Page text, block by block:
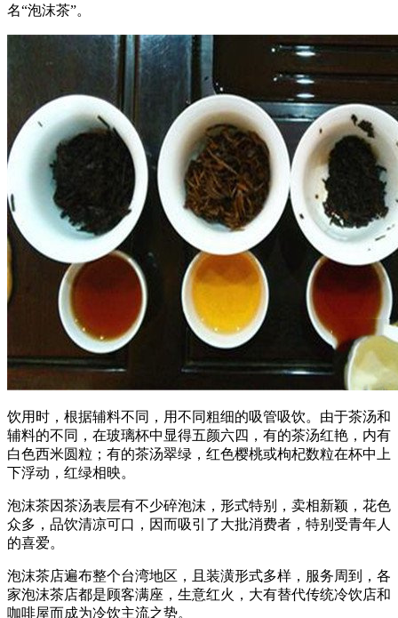
名“泡沫茶”。
饮用时，根据辅料不同，用不同粗细的吸管吸饮。由于茶汤和
辅料的不同，在玻璃杯中显得五颜六四，有的茶汤红艳，内有
白色西米圆粒；有的茶汤翠绿，红色樱桃或枸杞数粒在杯中上
下浮动，红绿相映。
泡沫茶因茶汤表层有不少碎泡沫，形式特别，卖相新颖，花色
众多，品饮清凉可口，因而吸引了大批消费者，特别受青年人
的喜爱。
泡沫茶店遍布整个台湾地区，且装潢形式多样，服务周到，各
家泡沫茶店都是顾客满座，生意红火，大有替代传统冷饮店和
咖啡屋而成为冷饮主流之势。